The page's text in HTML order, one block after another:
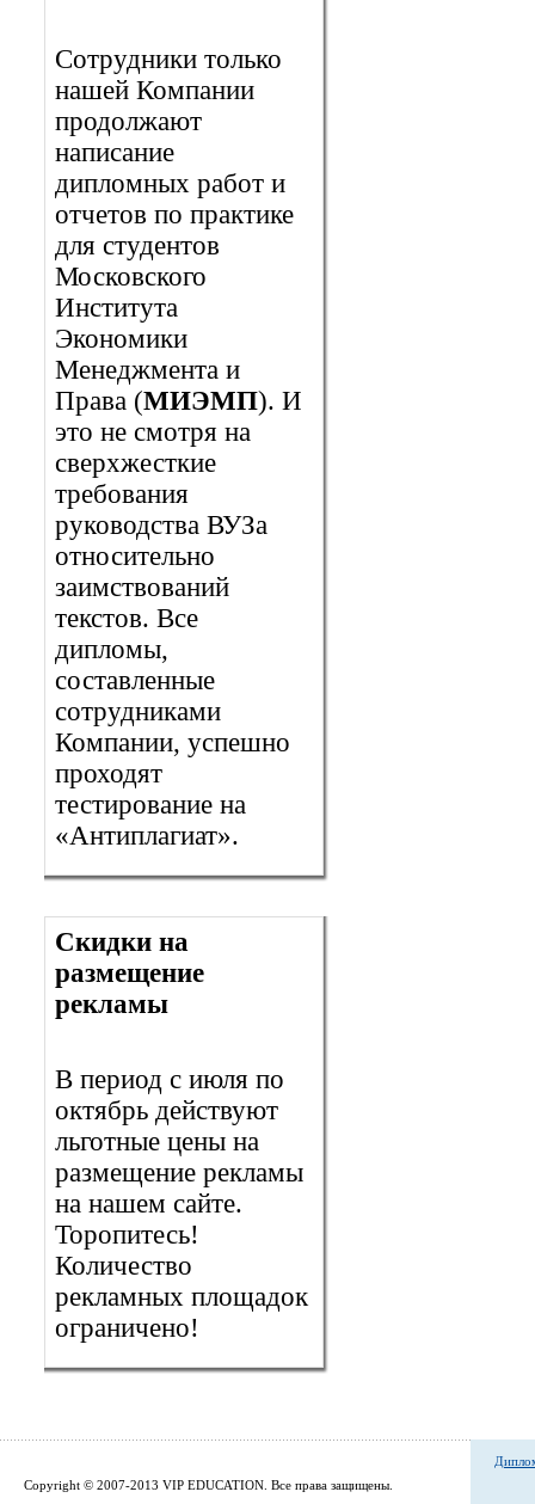
Сотрудники только
нашей Компании
продолжают
написание
дипломных работ и
отчетов по практике
для студентов
Московского
Института
Экономики
Менеджмента и
Права (МИЭМП). И
это не смотря на
сверхжесткие
требования
руководства ВУЗа
относительно
заимствований
текстов. Все
дипломы,
составленные
сотрудниками
Компании, успешно
проходят
тестирование на
«Антиплагиат».
Скидки на
размещение
рекламы
В период с июля по
октябрь действуют
льготные цены на
размещение рекламы
на нашем сайте.
Торопитесь!
Количество
рекламных площадок
ограничено!
Copyright © 2007-2013 VIP EDUCATION. Все права защищены.